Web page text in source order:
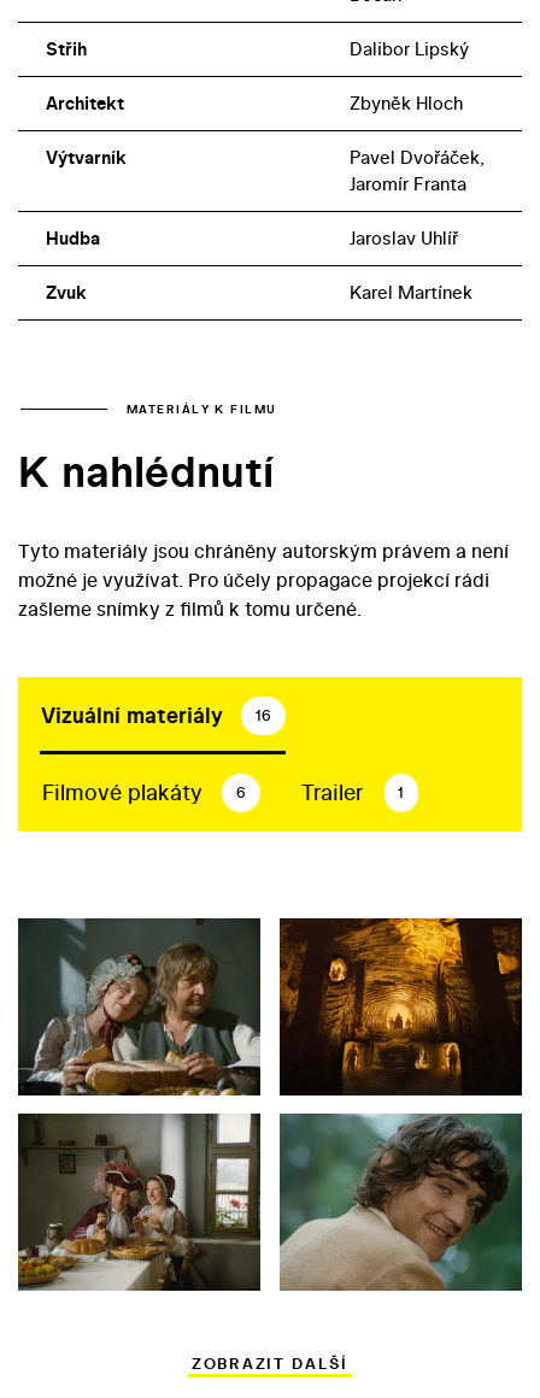
Střih Dalibor Lipský
Architekt Zbyněk Hloch
Výtvarník
Pavel Dvořáček,
Jaromír Franta
Hudba Jaroslav Uhlíř
Zvuk Karel Martínek
MATERIÁLY K FILMU
K nahlédnutí
Tyto materiály jsou chráněny autorským právem a není
možné je využívat. Pro účely propagace projekcí rádi
zašleme snímky z filmů k tomu určené.
Vizuální materiály 16
Filmové plakáty 6 Trailer 1
ZOBRAZIT DALŠÍ